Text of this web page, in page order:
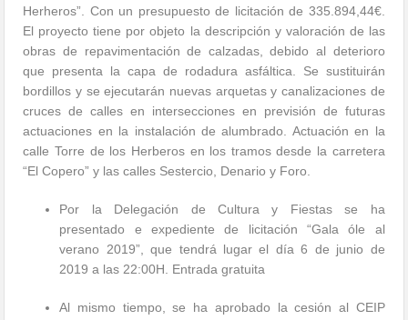
Herheros”. Con un presupuesto de licitación de 335.894,44€.
El proyecto tiene por objeto la descripción y valoración de las
obras de repavimentación de calzadas, debido al deterioro
que presenta la capa de rodadura asfáltica. Se sustituirán
bordillos y se ejecutarán nuevas arquetas y canalizaciones de
cruces de calles en intersecciones en previsión de futuras
actuaciones en la instalación de alumbrado. Actuación en la
calle Torre de los Herberos en los tramos desde la carretera
“El Copero” y las calles Sestercio, Denario y Foro.
Por la Delegación de Cultura y Fiestas se ha
presentado e expediente de licitación “Gala óle al
verano 2019”, que tendrá lugar el día 6 de junio de
2019 a las 22:00H. Entrada gratuita
Al mismo tiempo, se ha aprobado la cesión al CEIP